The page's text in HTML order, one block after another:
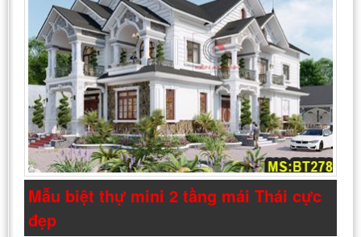
Mẫu biệt thự mini 2 tầng mái Thái cực
đẹp